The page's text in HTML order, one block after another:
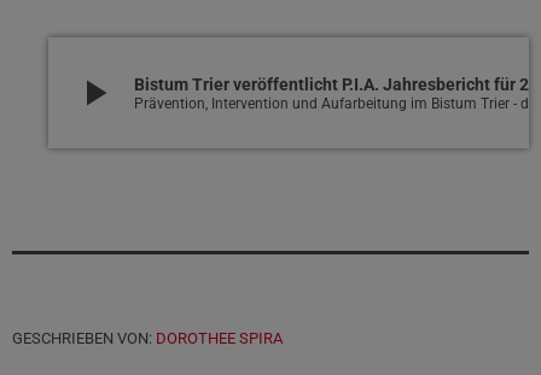
play_arrow
GESCHRIEBEN VON: DOROTHEE SPIRA